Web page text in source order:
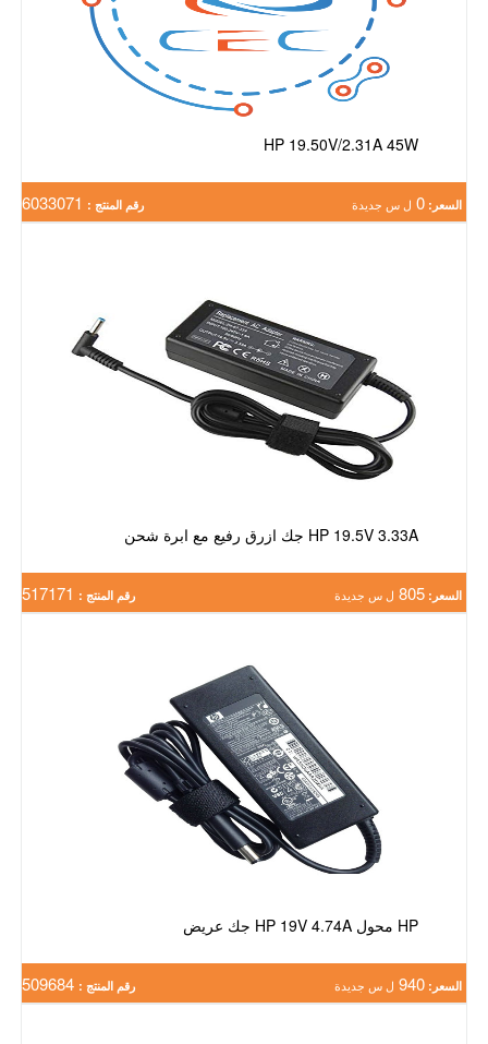
HP 19.50V/2.31A 45W
السعر: 0 ل س جديدة رقم المنتج :
HP 19.5V 3.33A جك ازرق رفيع مع ابرة شحن
السعر: 805 ل س جديدة رقم المنتج :
HP محول HP 19V 4.74A جك عريض
السعر: 940 ل س جديدة رقم المنتج :